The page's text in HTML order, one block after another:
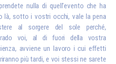
nulla di quell'evento che ha
là, sotto i vostri occhi, vale la pena
al sorgere del sole perché,
voi, al di fuori della vostra
avviene un lavoro i cui effetti
più tardi, e voi stessi ne sarete